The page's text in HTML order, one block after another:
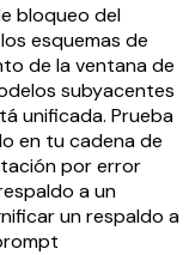
bloqueo del
esquemas de
de la ventana de
subyacentes
unificada. Prueba
en tu cadena de
por error
a un
un respaldo a